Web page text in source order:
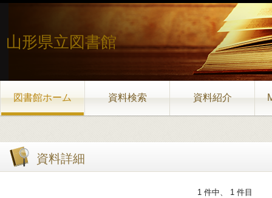
山形県立図書館
図書館ホーム 資料検索 資料紹介
資料詳細
1 件中、 1 件目